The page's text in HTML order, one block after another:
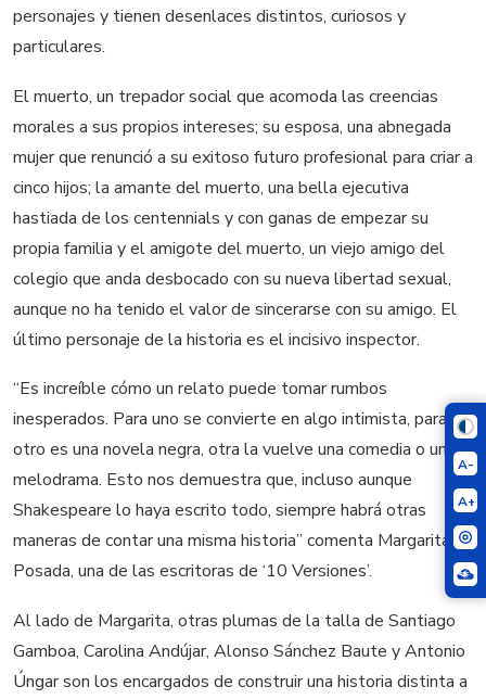
A-
A+
personajes y tienen desenlaces distintos, curiosos y
particulares.
El muerto, un trepador social que acomoda las creencias
morales a sus propios intereses; su esposa, una abnegada
mujer que renunció a su exitoso futuro profesional para criar a
cinco hijos; la amante del muerto, una bella ejecutiva
hastiada de los centennials y con ganas de empezar su
propia familia y el amigote del muerto, un viejo amigo del
colegio que anda desbocado con su nueva libertad sexual,
aunque no ha tenido el valor de sincerarse con su amigo. El
último personaje de la historia es el incisivo inspector.
“Es increíble cómo un relato puede tomar rumbos
inesperados. Para uno se convierte en algo intimista, para el
otro es una novela negra, otra la vuelve una comedia o un
melodrama. Esto nos demuestra que, incluso aunque
Shakespeare lo haya escrito todo, siempre habrá otras
maneras de contar una misma historia” comenta Margarita
Posada, una de las escritoras de ‘10 Versiones’.
Al lado de Margarita, otras plumas de la talla de Santiago
Gamboa, Carolina Andújar, Alonso Sánchez Baute y Antonio
Úngar son los encargados de construir una historia distinta a